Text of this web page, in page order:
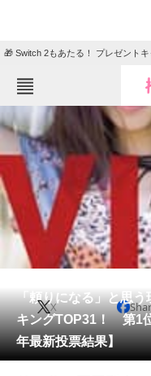
🎁 Switch 2もあたる！ プレゼントキ
ねとらぼメニュー
TOP
エンタメ
グルメ
住まい
動物
会員記事
メディア
注目記事を集めた総合ペ
「頼りになる」と思
キングTOP31！ 第1
年最新投票結果】
X